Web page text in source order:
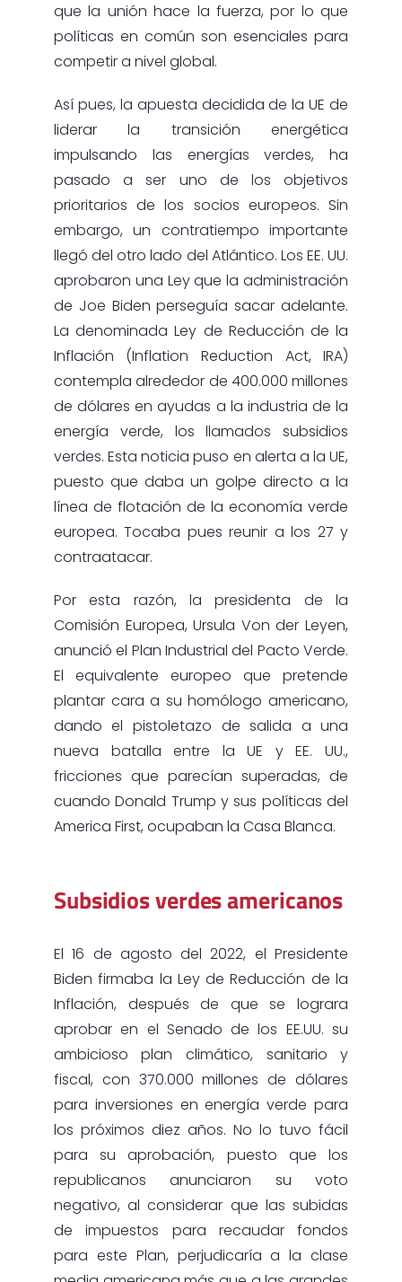
que la unión hace la fuerza, por lo que
políticas en común son esenciales para
competir a nivel global.
Así pues, la apuesta decidida de la UE de
liderar la transición energética
impulsando las energías verdes, ha
pasado a ser uno de los objetivos
prioritarios de los socios europeos. Sin
embargo, un contratiempo importante
llegó del otro lado del Atlántico. Los EE. UU.
aprobaron una Ley que la administración
de Joe Biden perseguía sacar adelante.
La denominada Ley de Reducción de la
Inflación (Inflation Reduction Act, IRA)
contempla alrededor de 400.000 millones
de dólares en ayudas a la industria de la
energía verde, los llamados subsidios
verdes. Esta noticia puso en alerta a la UE,
puesto que daba un golpe directo a la
línea de flotación de la economía verde
europea. Tocaba pues reunir a los 27 y
contraatacar.
Por esta razón, la presidenta de la
Comisión Europea, Ursula Von der Leyen,
anunció el Plan Industrial del Pacto Verde.
El equivalente europeo que pretende
plantar cara a su homólogo americano,
dando el pistoletazo de salida a una
nueva batalla entre la UE y EE. UU.,
fricciones que parecían superadas, de
cuando Donald Trump y sus políticas del
America First, ocupaban la Casa Blanca.
Subsidios verdes americanos
El 16 de agosto del 2022, el Presidente
Biden firmaba la Ley de Reducción de la
Inflación, después de que se lograra
aprobar en el Senado de los EE.UU. su
ambicioso plan climático, sanitario y
fiscal, con 370.000 millones de dólares
para inversiones en energía verde para
los próximos diez años. No lo tuvo fácil
para su aprobación, puesto que los
republicanos anunciaron su voto
negativo, al considerar que las subidas
de impuestos para recaudar fondos
para este Plan, perjudicaría a la clase